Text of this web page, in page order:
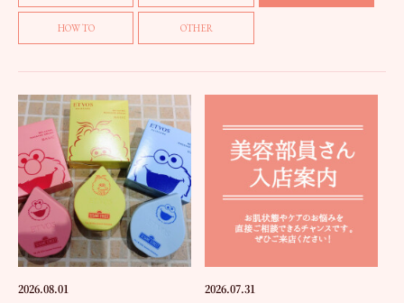
HOW TO OTHER
2026.08.01 2026.07.31